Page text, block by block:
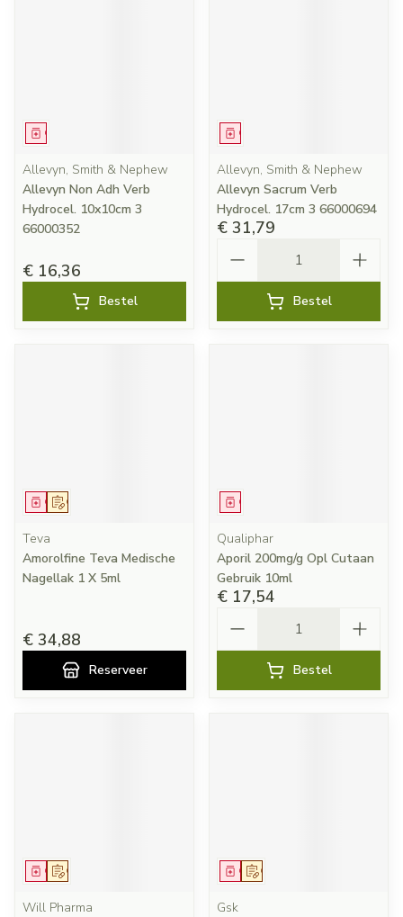
Geneesmiddel
Allevyn, Smith & Nephew
Allevyn Non Adh Verb
Hydrocel. 10x10cm 3
66000352
€ 16,36
Bestel
Geneesmiddel
Allevyn, Smith & Nephew
Allevyn Sacrum Verb
Hydrocel. 17cm 3 66000694
€ 31,79
Bestel
Op voorschrift
Geneesmiddel
Teva
Amorolfine Teva Medische
Nagellak 1 X 5ml
€ 34,88
Reserveer
Geneesmiddel
Qualiphar
Aporil 200mg/g Opl Cutaan
Gebruik 10ml
€ 17,54
Bestel
Op voorschrift
Geneesmiddel
Will Pharma
Op voorschrift
Geneesmiddel
Gsk